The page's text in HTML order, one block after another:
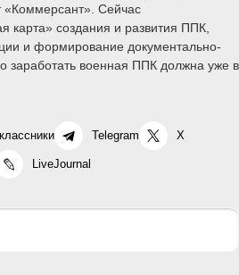
«Коммерсант». Сейчас
карта» создания и развития ППК,
и формирование документально-
заработать военная ППК должна уже в
Telegram X
LiveJournal